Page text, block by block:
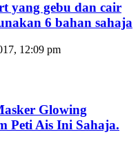
yang gebu dan cair
6 bahan sahaja
12:09 pm
Glowing
Peti Ais Ini Sahaja.